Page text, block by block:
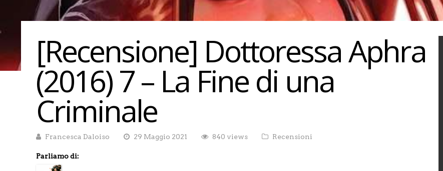
[Recensione] Dottoressa Aphra
(2016) 7 – La Fine di una
Criminale
Francesca Daloiso 29 Maggio 2021 840 views Recensioni
Parliamo di: